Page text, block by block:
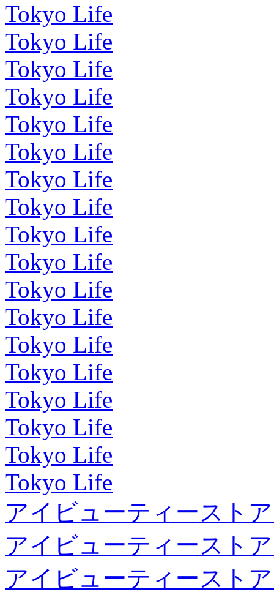
Tokyo Life
Tokyo Life
Tokyo Life
Tokyo Life
Tokyo Life
Tokyo Life
Tokyo Life
Tokyo Life
Tokyo Life
Tokyo Life
Tokyo Life
Tokyo Life
Tokyo Life
Tokyo Life
Tokyo Life
Tokyo Life
Tokyo Life
Tokyo Life
アイビューティースト
アイビューティースト
アイビューティースト